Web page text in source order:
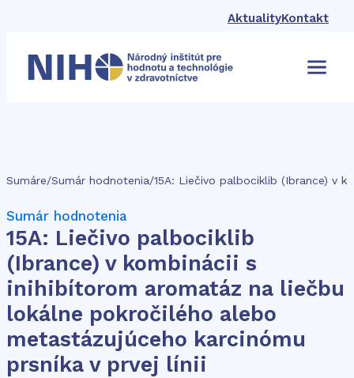
AktualityKontakt
Sumáre/Sumár hodnotenia/
Sumár hodnotenia
15A: Liečivo palbociklib
(Ibrance) v kombinácii s
inihibítorom aromatáz na liečbu
lokálne pokročilého alebo
metastázujúceho karcinómu
prsníka v prvej línii